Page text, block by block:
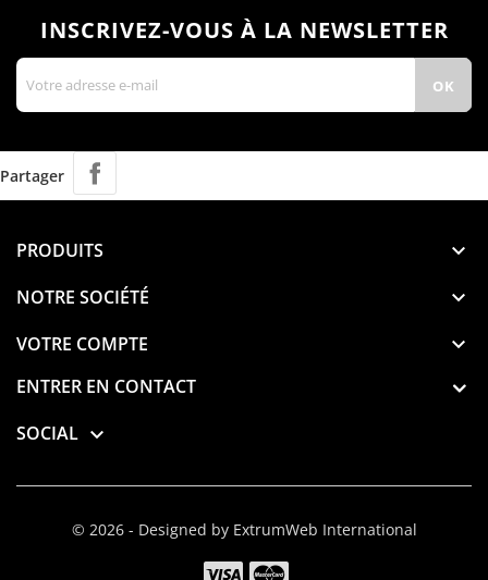
INSCRIVEZ-VOUS À LA NEWSLETTER
Partager
PRODUITS 
NOTRE SOCIÉTÉ 
VOTRE COMPTE 
ENTRER EN CONTACT
SOCIAL 
© 2026 - Designed by ExtrumWeb International